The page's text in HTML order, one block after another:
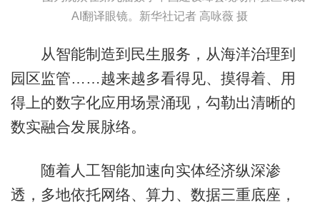
AI翻译眼镜。新华社记者 高咏薇 摄
从智能制造到民生服务，从海洋治理到
园区监管……越来越多看得见、摸得着、用
得上的数字化应用场景涌现，勾勒出清晰的
数实融合发展脉络。
随着人工智能加速向实体经济纵深渗
透，多地依托网络、算力、数据三重底座，